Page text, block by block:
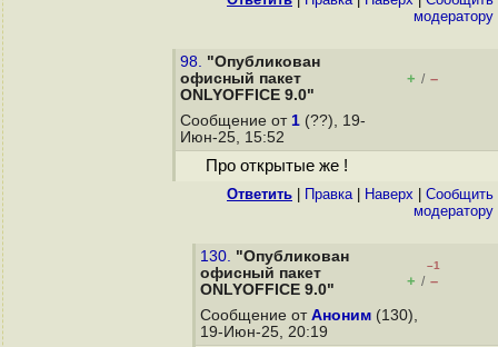
модератору
98. "Опубликован
офисный пакет
ONLYOFFICE 9.0"
+ / –
Сообщение от 1 (??), 19-
Июн-25, 15:52
Про открытые же !
Ответить Правка| Наверх
Cообщить
модератору
130. "Опубликован
офисный пакет
ONLYOFFICE 9.0"
–1
+ / –
Сообщение от Аноним (130),
19-Июн-25, 20:19